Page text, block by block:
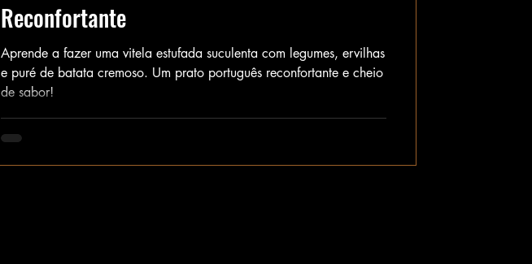
Reconfortante
Aprende a fazer uma vitela estufada suculenta com legumes, ervilhas
e puré de batata cremoso. Um prato português reconfortante e cheio
de sabor!